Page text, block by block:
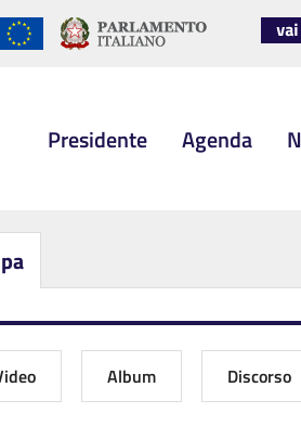
Presidente Agenda
Album Discorso